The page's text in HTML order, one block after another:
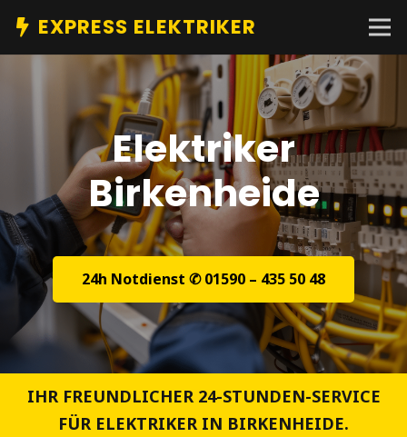
EXPRESS ELEKTRIKER
Elektriker
Birkenheide
24h Notdienst ✆ 01590 – 435 50 48
IHR FREUNDLICHER 24-STUNDEN-SERVICE
FÜR ELEKTRIKER IN BIRKENHEIDE.